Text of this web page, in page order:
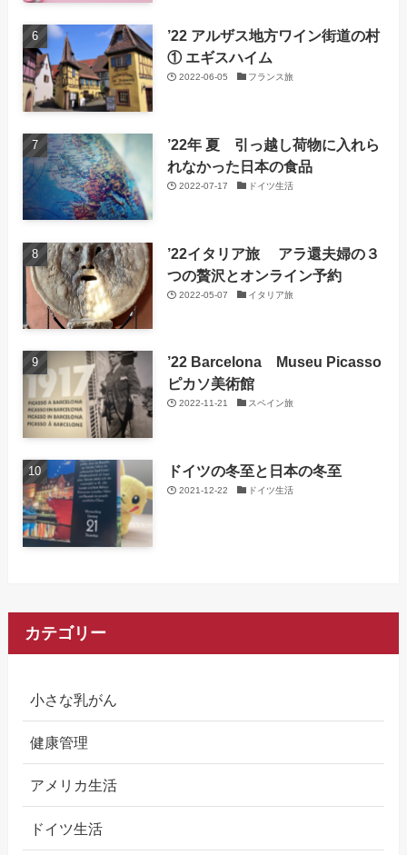
’22 アルザス地方ワイン街道の村
① エギスハイム
2022-06-05 フランス旅
’22年 夏 引っ越し荷物に入れら
れなかった日本の食品
2022-07-17 ドイツ生活
’22イタリア旅 アラ還夫婦の３
つの贅沢とオンライン予約
2022-05-07 イタリア旅
’22 Barcelona Museu Picasso
ピカソ美術館
2022-11-21 スペイン旅
ドイツの冬至と日本の冬至
2021-12-22 ドイツ生活
カテゴリー
小さな乳がん
健康管理
アメリカ生活
ドイツ生活